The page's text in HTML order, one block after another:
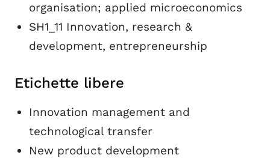
organisation; applied microeconomics
SH1_11 Innovation, research &
development, entrepreneurship
Etichette libere
Innovation management and
technological transfer
New product development